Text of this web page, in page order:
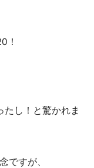
！
し！と驚かれま
ですが、